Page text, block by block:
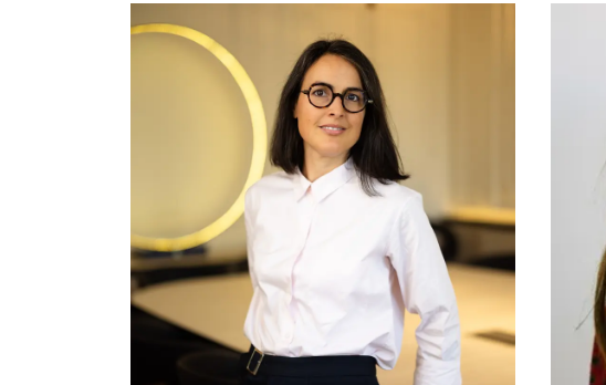
Vos questions